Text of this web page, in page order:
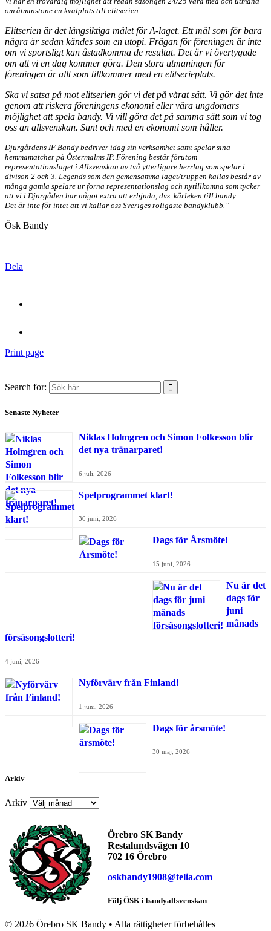
om åtminstone en kvalplats till elitserien.
Elitserien är det långsiktiga målet för A-laget. Ett mål som för bara
några år sedan kändes som en utopi. Frågan för föreningen är inte
om vi sportsligt kan åstadkomma de resultat. Det är vi övertygade
om att vi en dag kommer göra. Den stora utmaningen för
föreningen är allt som tillkommer med en elitserieplats.
Ska vi satsa på mot elitserien gör vi det på vårat sätt. Vi gör det inte
genom att riskera föreningens ekonomi eller våra ungdomars
möjlighet att spela bandy. Vi vill göra det på samma sätt som vi tog
oss an allsvenskan. Sunt och med en ekonomi som håller.
Djurgårdens IF Bandy bedriver idag sin verksamhet samt spelar sina
hemmamatcher på Östermalms IP. Förening består förutom
representationslaget i Allsvenskan av två ytterligare herrlag som spelar i
divison 2 och 3. Legends som den gemensamma laget/truppen kallas består av
många gamla spelare ur forna representationslag och nytillkomna som tycker
att vi i Djurgåden har något extra att erbjuda, dvs. kärleken till bandy.
Det är inte för intet att vi kallar oss Sveriges roligaste bandyklubb.”
Ösk Bandy
Dela
Print page
Search for:
Senaste Nyheter
Niklas Holmgren och Simon Folkesson blir
det nya tränarparet!
6 juli, 2026
Spelprogrammet klart!
30 juni, 2026
Dags för Årsmöte!
15 juni, 2026
Nu är det
dags för
juni
månads
försäsongslotteri!
4 juni, 2026
Nyförvärv från Finland!
1 juni, 2026
Dags för årsmöte!
30 maj, 2026
Arkiv
Arkiv
Örebro SK Bandy
Restalundsvägen 10
702 16 Örebro
oskbandy1908@telia.com
Följ ÖSK i bandyallsvenskan
© 2026 Örebro SK Bandy • Alla rättigheter förbehålles